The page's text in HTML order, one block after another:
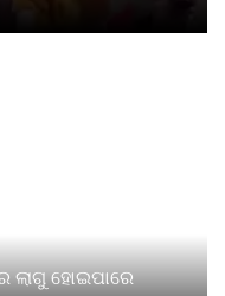
ଲାଗୁ ହୋଇପାରେ